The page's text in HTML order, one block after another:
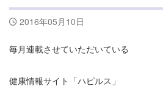
2016年05月10日
毎月連載させていただいている
健康情報サイト「ハピルス」